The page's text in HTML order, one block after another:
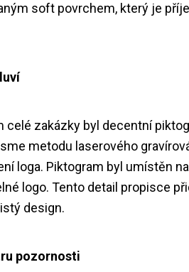
soft povrchem, který je
celé zakázky byl decentní
metodu laserového
loga. Piktogram byl umístěn
logo. Tento detail propisce
design.
pozornosti